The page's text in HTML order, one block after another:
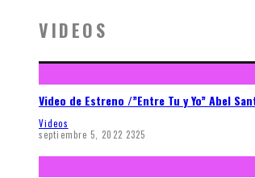
VIDEOS
Video de Estreno /”Entre Tu y Yo” Abel
Videos
septiembre 5, 2022 2325